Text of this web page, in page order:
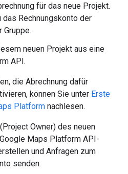
für das neue Projekt.
Rechnungskonto der
Gruppe.
neuen Projekt aus eine
API.
die Abrechnung dafür
können Sie unter Erste
Platform nachlesen.
Owner) des neuen
Maps Platform API-
und Anfragen zum
senden.